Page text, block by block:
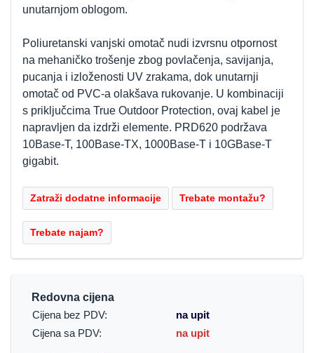
unutarnjom oblogom.
Poliuretanski vanjski omotač nudi izvrsnu otpornost
na mehaničko trošenje zbog povlačenja, savijanja,
pucanja i izloženosti UV zrakama, dok unutarnji
omotač od PVC-a olakšava rukovanje. U kombinaciji
s priključcima True Outdoor Protection, ovaj kabel je
napravljen da izdrži elemente. PRD620 podržava
10Base-T, 100Base-TX, 1000Base-T i 10GBase-T
gigabit.
Redovna cijena
Cijena bez PDV:
na upit
Cijena sa PDV:
na upit